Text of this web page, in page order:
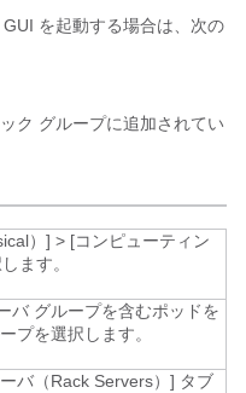
を起動する場合は、次の
ク グループに追加されてい
）] > [コンピューティン
ます。
バ グループを含むポッドを
プを選択します。
バ（Rack Servers）] タブ